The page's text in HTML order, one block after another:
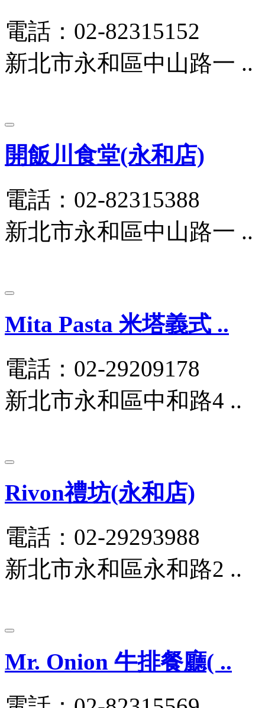
電話：02-82315152
新北市永和區中山路一 ..
開飯川食堂(永和店)
電話：02-82315388
新北市永和區中山路一 ..
Mita Pasta 米塔義式 ..
電話：02-29209178
新北市永和區中和路4 ..
Rivon禮坊(永和店)
電話：02-29293988
新北市永和區永和路2 ..
Mr. Onion 牛排餐廳( ..